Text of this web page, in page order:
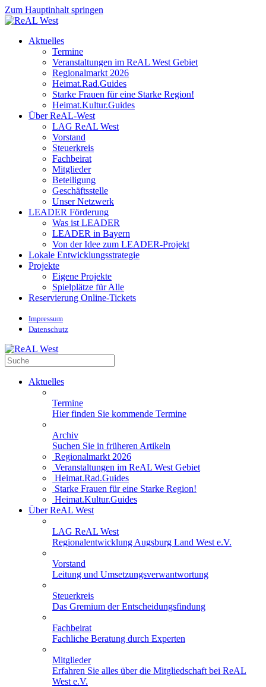
Zum Hauptinhalt springen
Aktuelles
Termine
Veranstaltungen im ReAL West Gebiet
Regionalmarkt 2026
Heimat.Rad.Guides
Starke Frauen für eine Starke Region!
Heimat.Kultur.Guides
Über ReAL-West
LAG ReAL West
Vorstand
Steuerkreis
Fachbeirat
Mitglieder
Beteiligung
Geschäftsstelle
Unser Netzwerk
LEADER Förderung
Was ist LEADER
LEADER in Bayern
Von der Idee zum LEADER-Projekt
Lokale Entwicklungsstrategie
Projekte
Eigene Projekte
Spielplätze für Alle
Reservierung Online-Tickets
Impressum
Datenschutz
Aktuelles
Termine
Hier finden Sie kommende Termine
Archiv
Suchen Sie in früheren Artikeln
Regionalmarkt 2026
Veranstaltungen im ReAL West Gebiet
Heimat.Rad.Guides
Starke Frauen für eine Starke Region!
Heimat.Kultur.Guides
Über ReAL West
LAG ReAL West
Regionalentwicklung Augsburg Land West e.V.
Vorstand
Leitung und Umsetzungsverwantwortung
Steuerkreis
Das Gremium der Entscheidungsfindung
Fachbeirat
Fachliche Beratung durch Experten
Mitglieder
Erfahren Sie alles über die Mitgliedschaft bei ReAL
West e.V.